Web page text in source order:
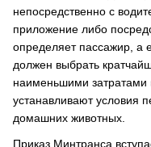
непосредственно с
приложение либо
определяет пассажир, а
должен выбрать
наименьшими
устанавливают условия
домашних животных.
Приказ Минтранса